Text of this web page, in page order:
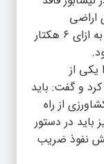
اراضی
کشاورزان در نیشابور هستیم به طوری که به ازای ۶ هکتار
یکی از
و گفت: باید
از راه
در دستور
نفوذ ضریب